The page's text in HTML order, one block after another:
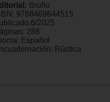
Bruño
9788469644515
6/2025
288
Español
Rústica